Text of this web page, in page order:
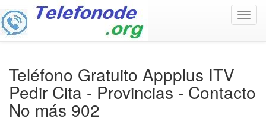
Teléfono Gratuito Appplus ITV
Pedir Cita - Provincias - Contacto
No más 902